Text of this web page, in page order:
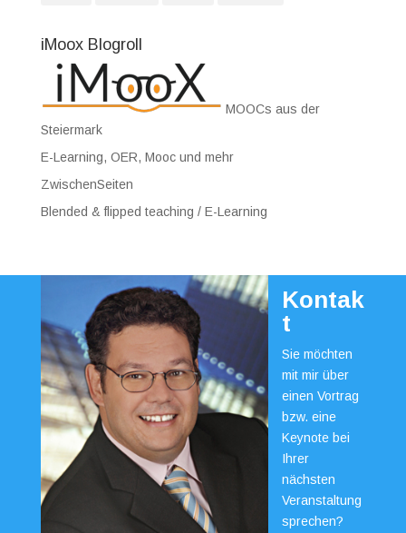
iMoox Blogroll
MOOCs aus der
Steiermark
E-Learning, OER, Mooc und mehr
ZwischenSeiten
Blended & flipped teaching / E-Learning
Kontak
t
Sie möchten
mit mir über
einen Vortrag
bzw. eine
Keynote bei
Ihrer
nächsten
Veranstaltung
sprechen?